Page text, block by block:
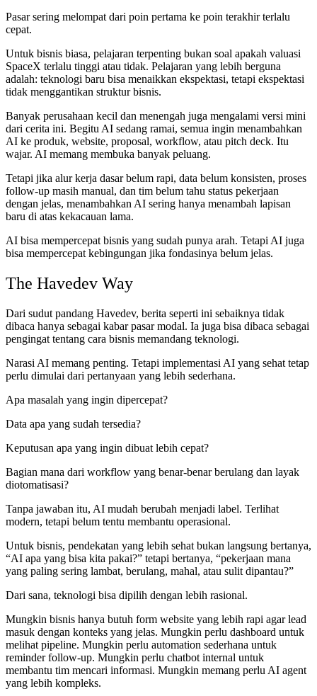
Pasar sering melompat dari poin pertama ke poin terakhir terlalu
cepat.
Untuk bisnis biasa, pelajaran terpenting bukan soal apakah valuasi
SpaceX terlalu tinggi atau tidak. Pelajaran yang lebih berguna
adalah: teknologi baru bisa menaikkan ekspektasi, tetapi ekspektasi
tidak menggantikan struktur bisnis.
Banyak perusahaan kecil dan menengah juga mengalami versi mini
dari cerita ini. Begitu AI sedang ramai, semua ingin menambahkan
AI ke produk, website, proposal, workflow, atau pitch deck. Itu
wajar. AI memang membuka banyak peluang.
Tetapi jika alur kerja dasar belum rapi, data belum konsisten, proses
follow-up masih manual, dan tim belum tahu status pekerjaan
dengan jelas, menambahkan AI sering hanya menambah lapisan
baru di atas kekacauan lama.
AI bisa mempercepat bisnis yang sudah punya arah. Tetapi AI juga
bisa mempercepat kebingungan jika fondasinya belum jelas.
The Havedev Way
Dari sudut pandang Havedev, berita seperti ini sebaiknya tidak
dibaca hanya sebagai kabar pasar modal. Ia juga bisa dibaca sebagai
pengingat tentang cara bisnis memandang teknologi.
Narasi AI memang penting. Tetapi implementasi AI yang sehat tetap
perlu dimulai dari pertanyaan yang lebih sederhana.
Apa masalah yang ingin dipercepat?
Data apa yang sudah tersedia?
Keputusan apa yang ingin dibuat lebih cepat?
Bagian mana dari workflow yang benar-benar berulang dan layak
diotomatisasi?
Tanpa jawaban itu, AI mudah berubah menjadi label. Terlihat
modern, tetapi belum tentu membantu operasional.
Untuk bisnis, pendekatan yang lebih sehat bukan langsung bertanya,
“AI apa yang bisa kita pakai?” tetapi bertanya, “pekerjaan mana
yang paling sering lambat, berulang, mahal, atau sulit dipantau?”
Dari sana, teknologi bisa dipilih dengan lebih rasional.
Mungkin bisnis hanya butuh form website yang lebih rapi agar lead
masuk dengan konteks yang jelas. Mungkin perlu dashboard untuk
melihat pipeline. Mungkin perlu automation sederhana untuk
reminder follow-up. Mungkin perlu chatbot internal untuk
membantu tim mencari informasi. Mungkin memang perlu AI agent
yang lebih kompleks.